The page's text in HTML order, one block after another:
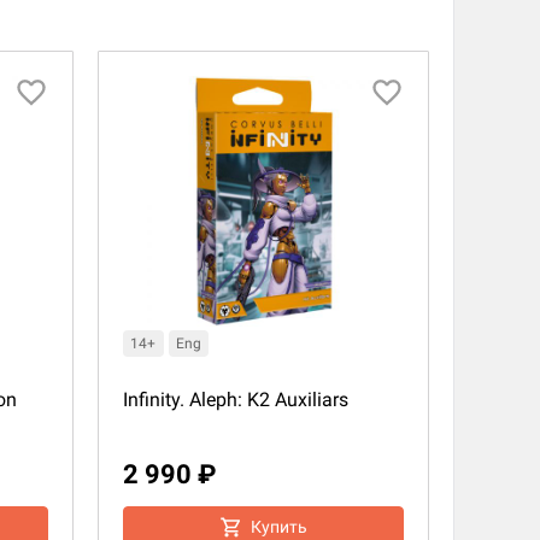
14+ Eng
Infinity. Aleph: K2 Auxiliars
2 990 ₽
Купить